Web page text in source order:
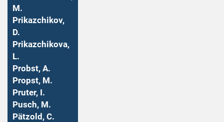
M.
Prikazchikov,
D.
Prikazchikova,
L.
Probst, A.
Propst, M.
Pruter, I.
Pusch, M.
Pätzold, C.